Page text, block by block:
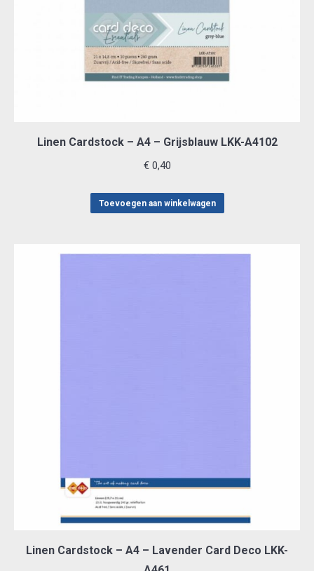
Linen Cardstock – A4 – Grijsblauw LKK-A4102
€0,40
Toevoegen aan winkelwagen
Linen Cardstock – A4 – Lavender Card Deco LKK-